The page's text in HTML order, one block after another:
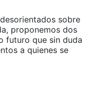
sobre
proponemos dos
futuro que sin duda
a quienes se